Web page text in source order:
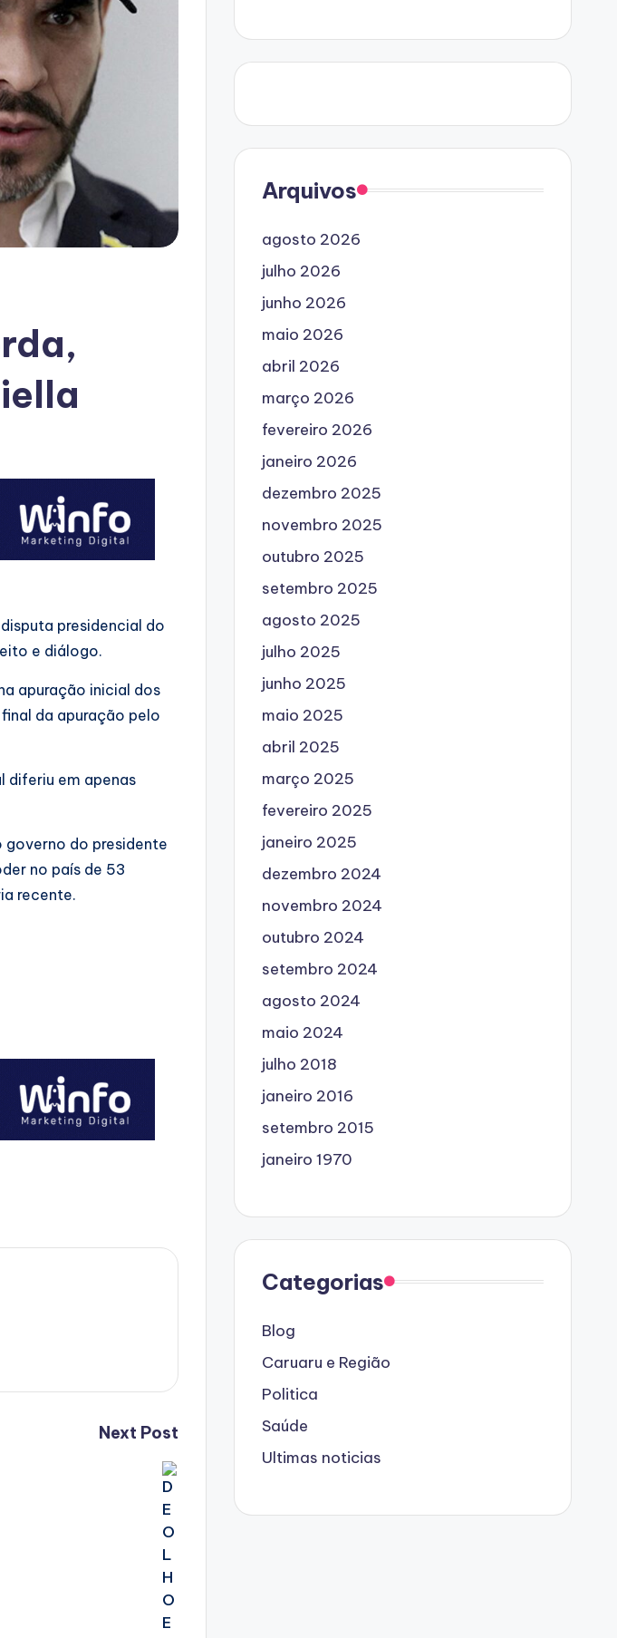
presidencial do
e diálogo.
apuração inicial dos
da apuração pelo
diferiu em apenas
do presidente
no país de 53
recente.
Next Post
Arquivos
agosto 2026
julho 2026
junho 2026
maio 2026
abril 2026
março 2026
fevereiro 2026
janeiro 2026
dezembro 2025
novembro 2025
outubro 2025
setembro 2025
agosto 2025
julho 2025
junho 2025
maio 2025
abril 2025
março 2025
fevereiro 2025
janeiro 2025
dezembro 2024
novembro 2024
outubro 2024
setembro 2024
agosto 2024
maio 2024
julho 2018
janeiro 2016
setembro 2015
janeiro 1970
Categorias
Blog
Caruaru e Região
Politica
Saúde
Ultimas noticias